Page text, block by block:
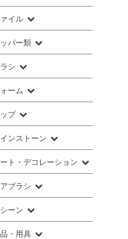
イル
パー類
シ
ーム
プ
ンストーン
ト・デコレーション
ブラシ
ーン
・用具